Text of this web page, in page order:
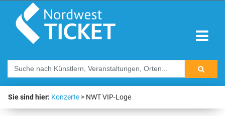
Sie sind hier: Konzerte NWT VIP-Loge